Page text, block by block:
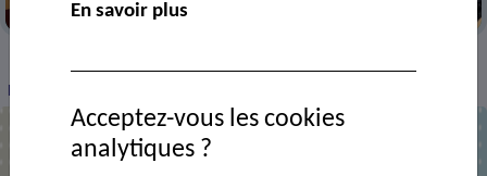
Belle rentrée à tous !
En savoir plus
Acceptez-vous les cookies
analytiques ?